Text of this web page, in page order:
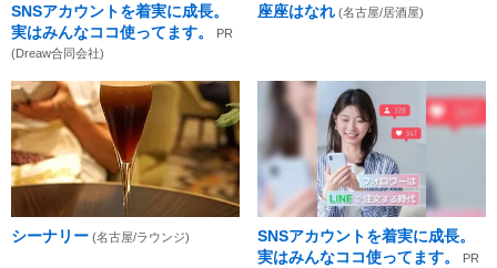
SNSアカウントを着実に成長。
実はみんなココ使ってます。
PR
(Dreaw合同会社)
座座はなれ (名古屋/居酒屋)
シーナリー (名古屋/ラウンジ)
SNSアカウントを着実に成長。
実はみんなココ使ってます。
PR